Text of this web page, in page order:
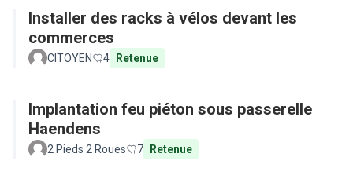
Installer des racks à vélos devant les
commerces
CITOYEN 4 Retenue
Implantation feu piéton sous passerelle
Haendens
2 Pieds 2 Roues 7 Retenue